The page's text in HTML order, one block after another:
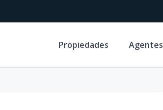
Propiedades Agentes